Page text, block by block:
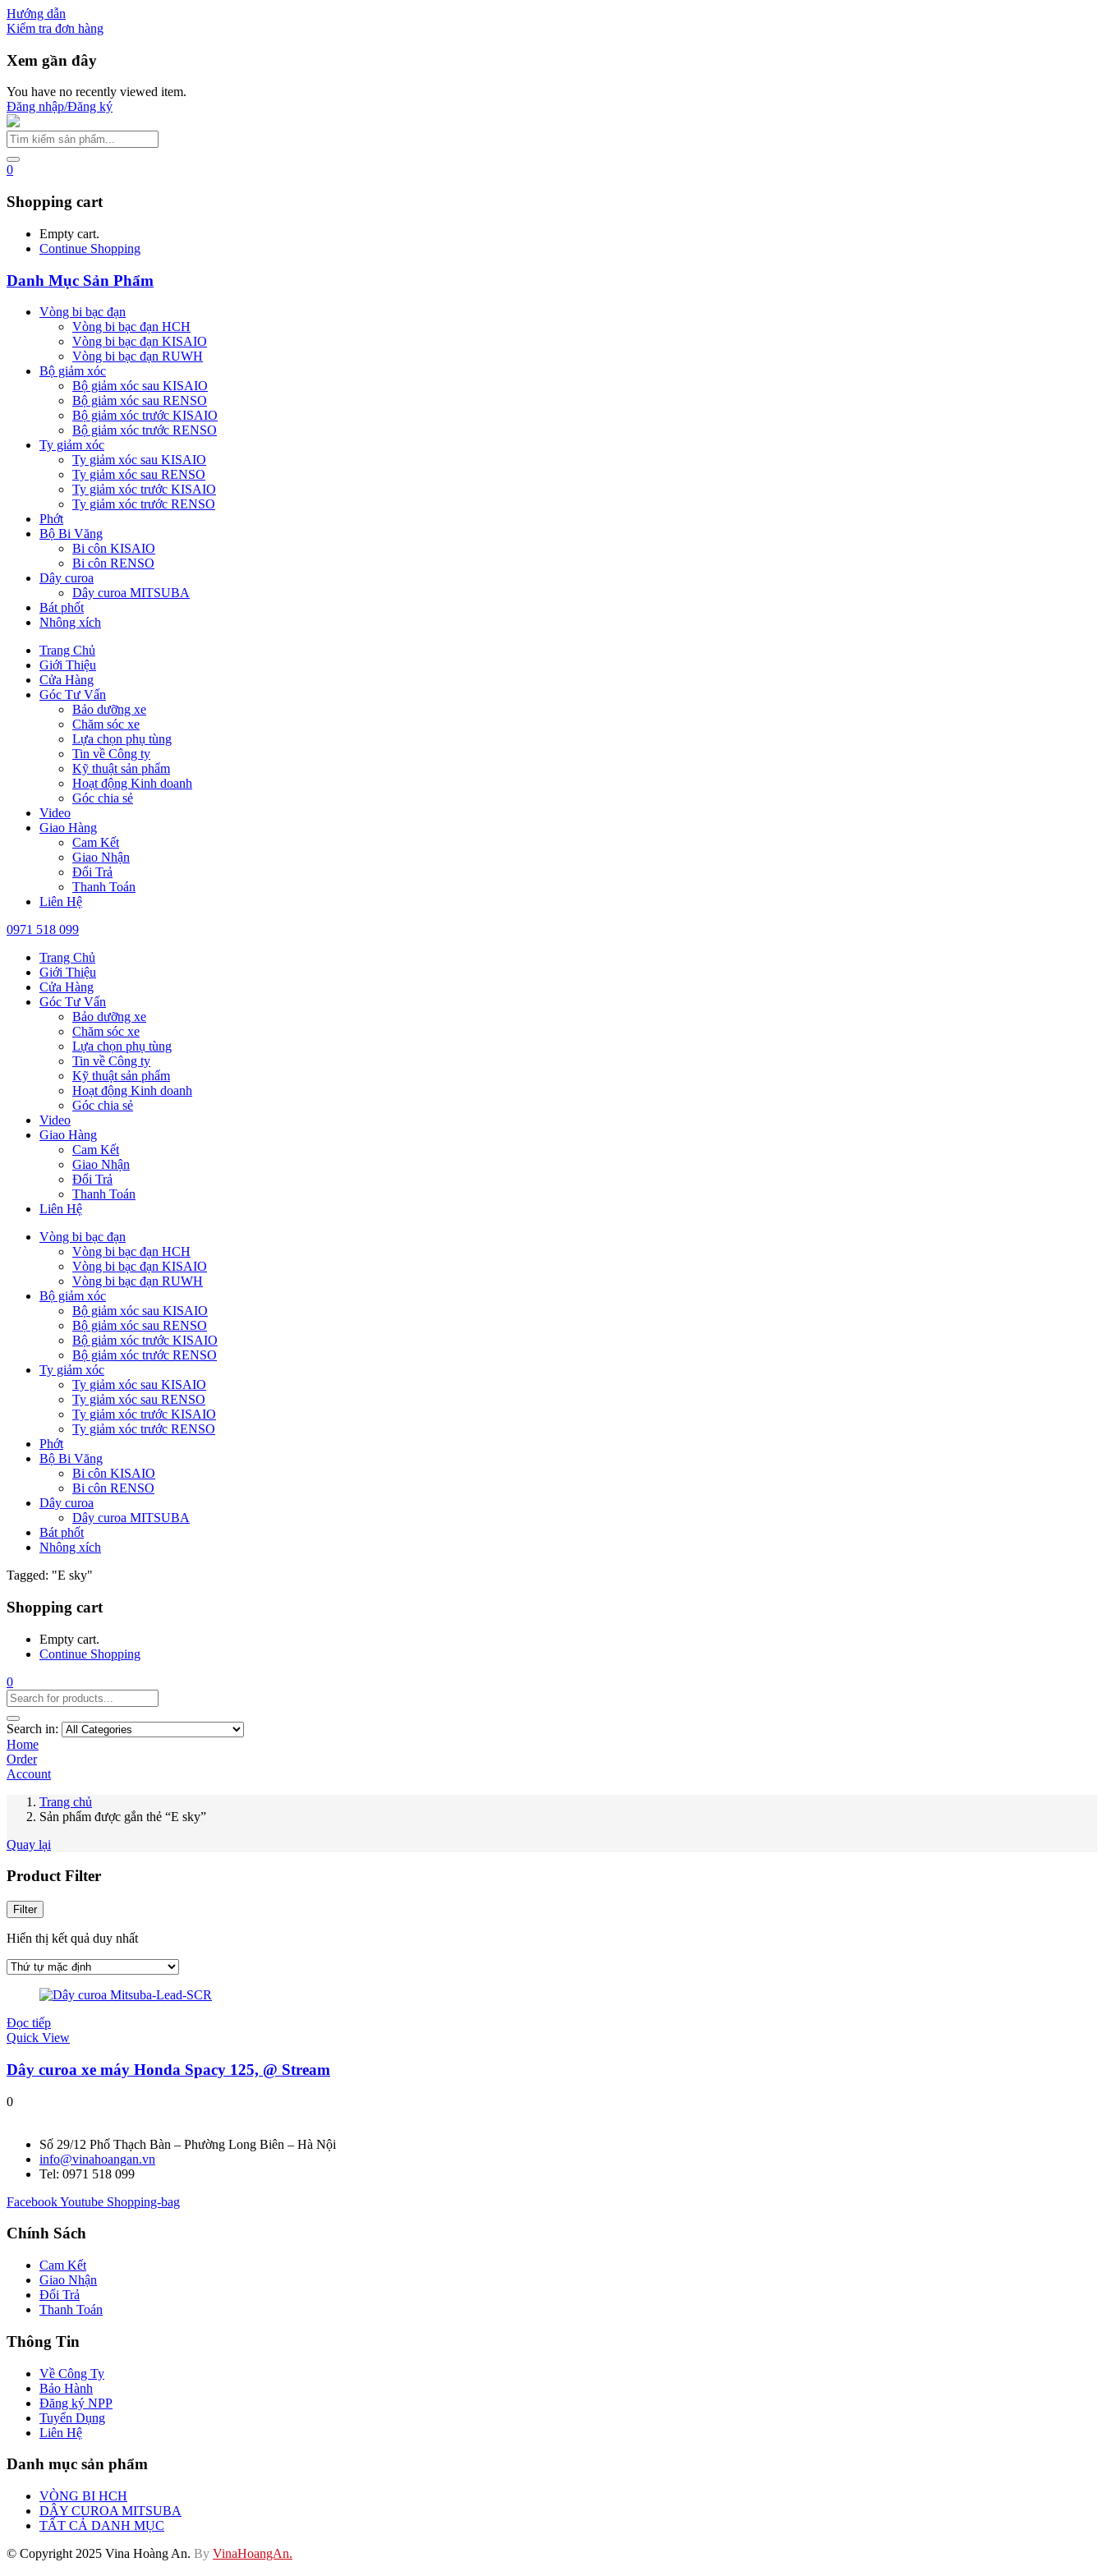
Hướng dẫn
Kiểm tra đơn hàng
Xem gần đây
You have no recently viewed item.
Đăng nhập/Đăng ký
0
Shopping cart
Empty cart.
Continue Shopping
Danh Mục Sản Phẩm
Vòng bi bạc đạn
Vòng bi bạc đạn HCH
Vòng bi bạc đạn KISAIO
Vòng bi bạc đạn RUWH
Bộ giảm xóc
Bộ giảm xóc sau KISAIO
Bộ giảm xóc sau RENSO
Bộ giảm xóc trước KISAIO
Bộ giảm xóc trước RENSO
Ty giảm xóc
Ty giảm xóc sau KISAIO
Ty giảm xóc sau RENSO
Ty giảm xóc trước KISAIO
Ty giảm xóc trước RENSO
Phớt
Bộ Bi Văng
Bi côn KISAIO
Bi côn RENSO
Dây curoa
Dây curoa MITSUBA
Bát phốt
Nhông xích
Trang Chủ
Giới Thiệu
Cửa Hàng
Góc Tư Vấn
Bảo dưỡng xe
Chăm sóc xe
Lựa chọn phụ tùng
Tin về Công ty
Kỹ thuật sản phẩm
Hoạt động Kinh doanh
Góc chia sẻ
Video
Giao Hàng
Cam Kết
Giao Nhận
Đổi Trả
Thanh Toán
Liên Hệ
0971 518 099
Trang Chủ
Giới Thiệu
Cửa Hàng
Góc Tư Vấn
Bảo dưỡng xe
Chăm sóc xe
Lựa chọn phụ tùng
Tin về Công ty
Kỹ thuật sản phẩm
Hoạt động Kinh doanh
Góc chia sẻ
Video
Giao Hàng
Cam Kết
Giao Nhận
Đổi Trả
Thanh Toán
Liên Hệ
Vòng bi bạc đạn
Vòng bi bạc đạn HCH
Vòng bi bạc đạn KISAIO
Vòng bi bạc đạn RUWH
Bộ giảm xóc
Bộ giảm xóc sau KISAIO
Bộ giảm xóc sau RENSO
Bộ giảm xóc trước KISAIO
Bộ giảm xóc trước RENSO
Ty giảm xóc
Ty giảm xóc sau KISAIO
Ty giảm xóc sau RENSO
Ty giảm xóc trước KISAIO
Ty giảm xóc trước RENSO
Phớt
Bộ Bi Văng
Bi côn KISAIO
Bi côn RENSO
Dây curoa
Dây curoa MITSUBA
Bát phốt
Nhông xích
Tagged: "E sky"
Shopping cart
Empty cart.
Continue Shopping
0
Search in:
Home
Order
Account
Trang chủ
Sản phẩm được gắn thẻ “E sky”
Quay lại
Product Filter
Filter
Hiển thị kết quả duy nhất
Đọc tiếp
Quick View
Dây curoa xe máy Honda Spacy 125, @ Stream
0
Số 29/12 Phố Thạch Bàn – Phường Long Biên – Hà Nội
info@vinahoangan.vn
Tel: 0971 518 099
FacebookYoutube Shopping-bag
Chính Sách
Cam Kết
Giao Nhận
Đổi Trả
Thanh Toán
Thông Tin
Về Công Ty
Bảo Hành
Đăng ký NPP
Tuyển Dụng
Liên Hệ
Danh mục sản phẩm
VÒNG BI HCH
DÂY CUROA MITSUBA
TẤT CẢ DANH MỤC
© Copyright 2025 Vina Hoàng An. By VinaHoangAn.